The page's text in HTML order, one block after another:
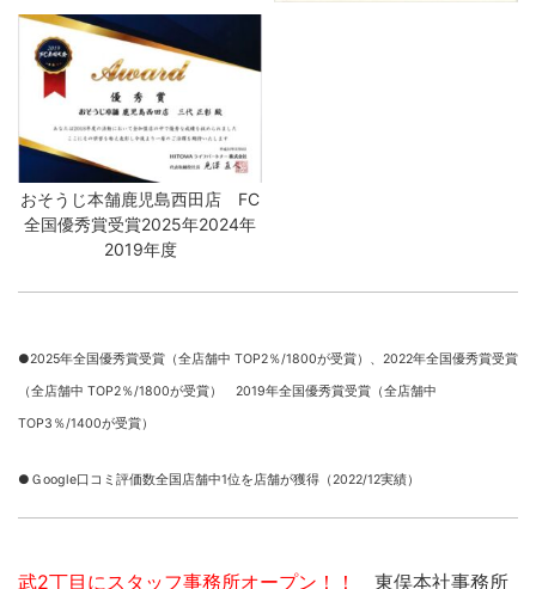
おそうじ本舗鹿児島西田店 FC
全国優秀賞受賞2025年2024年
2019年度
●2025年全国優秀賞受賞（全店舗中 TOP2％/1800が受賞）、 2022年全国優秀賞受賞
（全店舗中 TOP2％/1800が受賞） 2019年全国優秀賞受賞（全店舗中
TOP3％/1400が受賞）
●Ｇoogle口コミ評価数全国店舗中1位を店舗が獲得（2022/12実績）
武2丁目にスタッフ事務所オープン！！ 東俣本社事務所